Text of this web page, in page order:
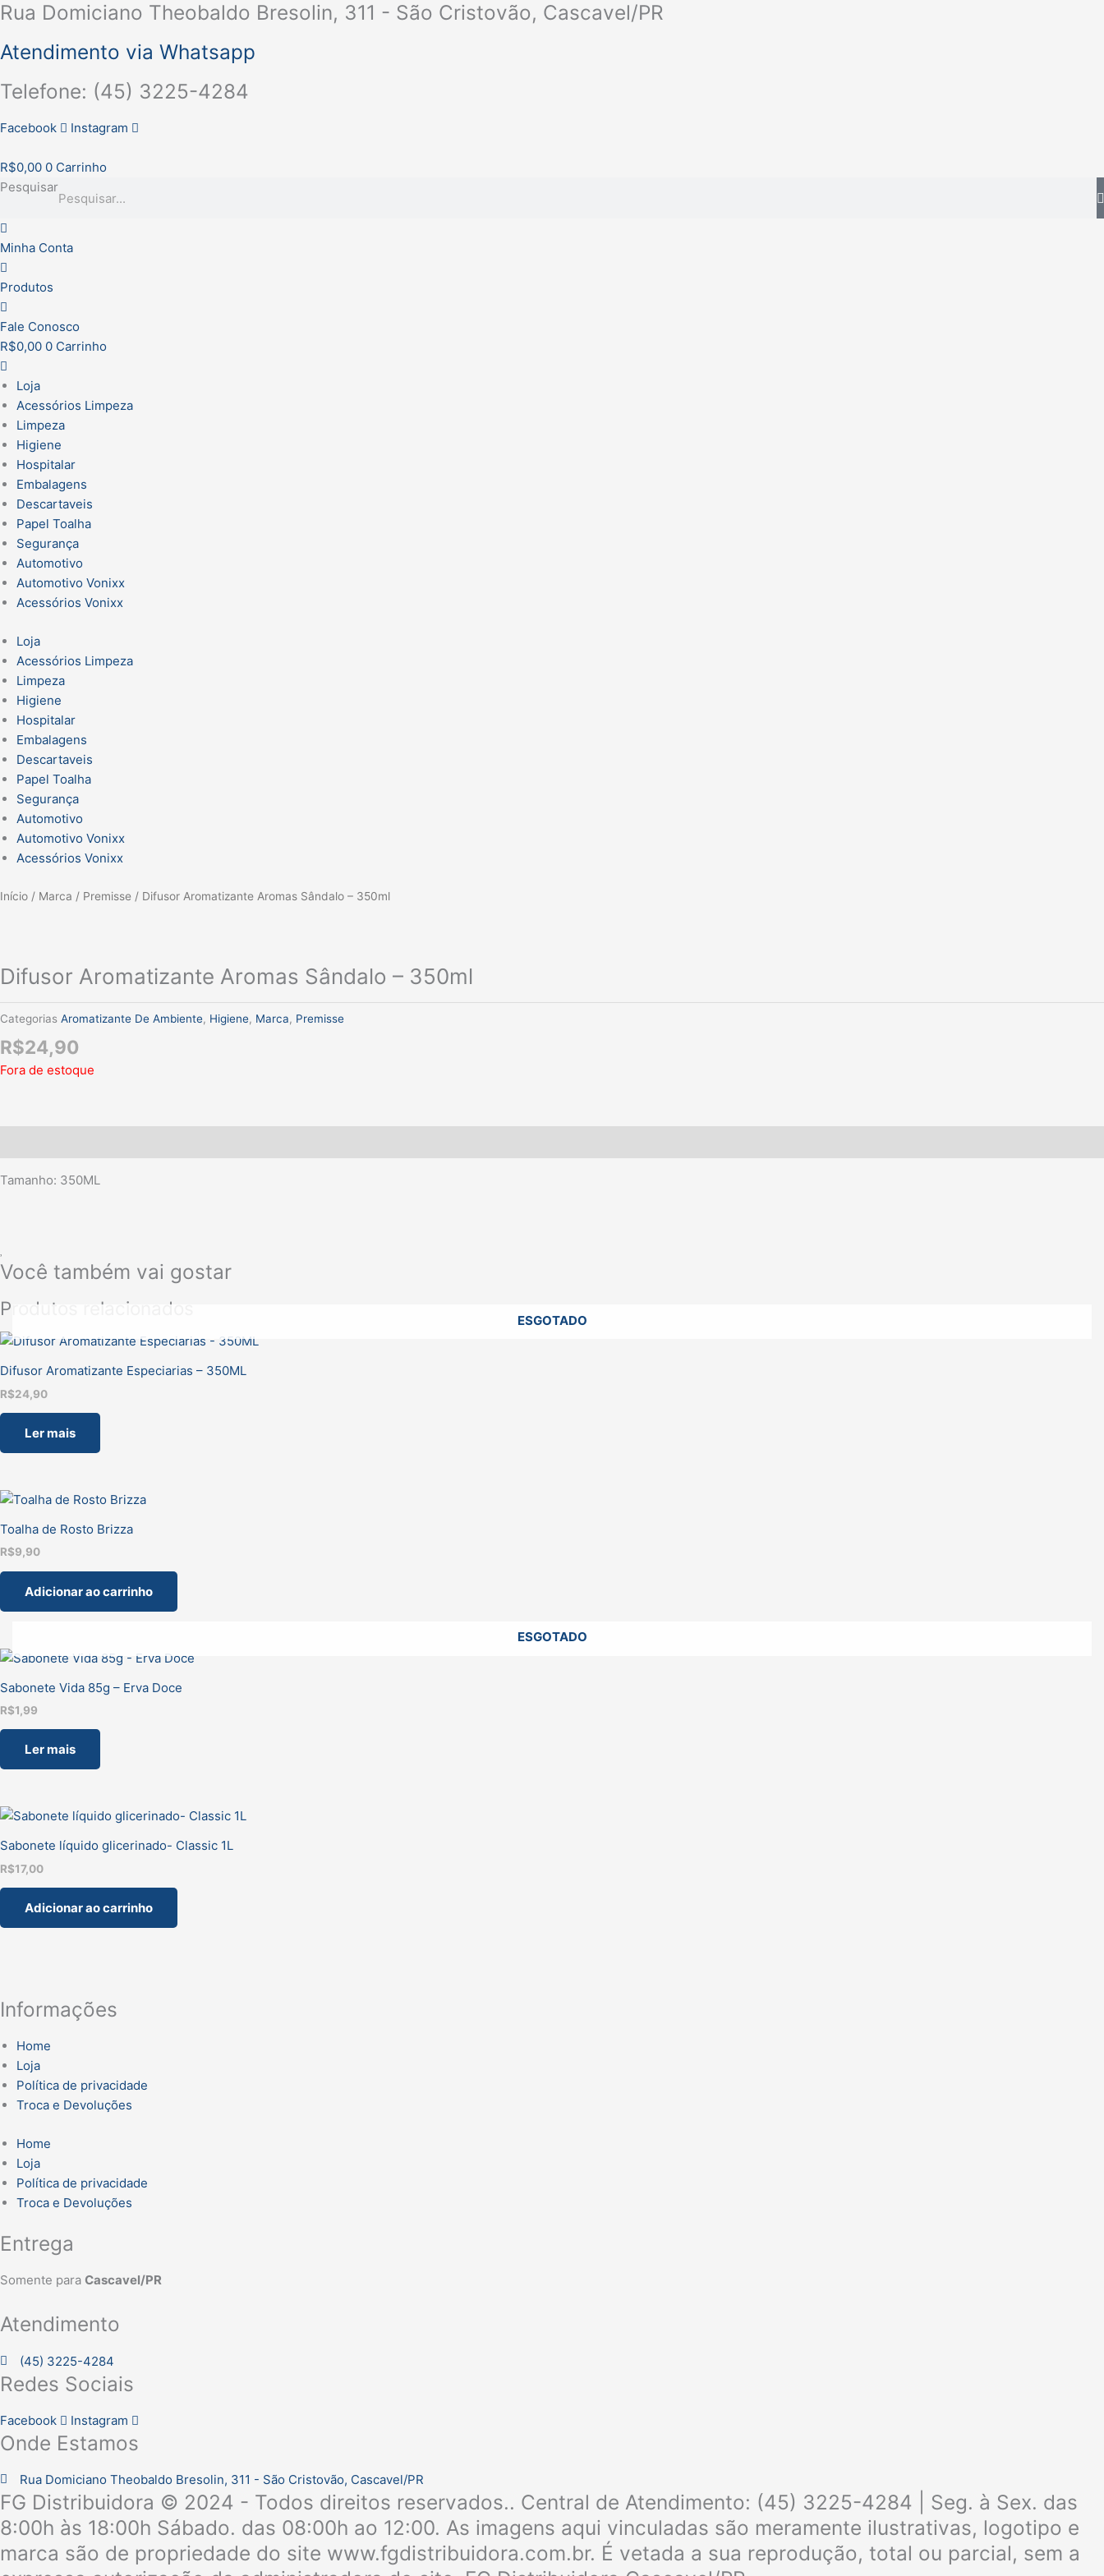
Ir
o
Rua Domiciano Theobaldo Bresolin, 311 - São Cristovão, Cascavel/PR
Atendimento via Whatsapp
Telefone: (45) 3225-4284
Facebook Instagram
R$0,00 0 Carrinho
Pesquisar
Minha Conta
Produtos
Fale Conosco
R$0,00 0 Carrinho
Loja
Acessórios Limpeza
Limpeza
Higiene
Hospitalar
Embalagens
Descartaveis
Papel Toalha
Segurança
Automotivo
Automotivo Vonixx
Acessórios Vonixx
Loja
Acessórios Limpeza
Limpeza
Higiene
Hospitalar
Embalagens
Descartaveis
Papel Toalha
Segurança
Automotivo
Automotivo Vonixx
Acessórios Vonixx
Início / Marca / Premisse / Difusor Aromatizante Aromas Sândalo – 350ml
Difusor Aromatizante Aromas Sândalo – 350ml
Categorias Aromatizante De Ambiente, Higiene, Marca, Premisse
R$24,90
Fora de estoque
Tamanho: 350ML
Você também vai gostar
Produtos relacionados
ESGOTADO
Difusor Aromatizante Especiarias – 350ML
R$24,90
Ler mais
Toalha de Rosto Brizza
R$9,90
Adicionar ao carrinho
ESGOTADO
Sabonete Vida 85g – Erva Doce
R$1,99
Ler mais
Sabonete líquido glicerinado- Classic 1L
R$17,00
Adicionar ao carrinho
Informações
Home
Loja
Política de privacidade
Troca e Devoluções
Home
Loja
Política de privacidade
Troca e Devoluções
Entrega
Somente para Cascavel/PR
Atendimento
(45) 3225-4284
Redes Sociais
Facebook Instagram
Onde Estamos
Rua Domiciano Theobaldo Bresolin, 311 - São Cristovão, Cascavel/PR
FG Distribuidora © 2024 - Todos direitos reservados.. Central de Atendimento: (45) 3225-4284 | Seg. à Sex. das
8:00h às 18:00h Sábado. das 08:00h ao 12:00. As imagens aqui vinculadas são meramente ilustrativas, logotipo e
marca são de propriedade do site www.fgdistribuidora.com.br. É vetada a sua reprodução, total ou parcial, sem a